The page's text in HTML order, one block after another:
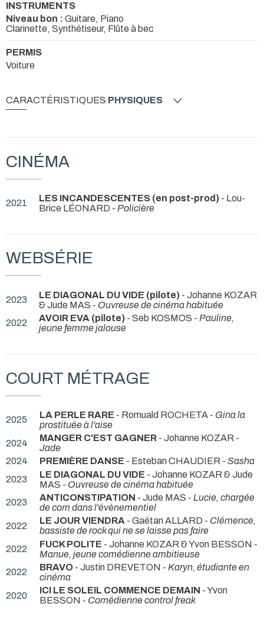
INSTRUMENTS
Niveau bon : Guitare, Piano
Clarinette, Synthétiseur, Flûte à bec
PERMIS
Voiture
CARACTÉRISTIQUES PHYSIQUES
CINÉMA
2021 LES INCANDESCENTES (en post-prod) - Lou-
Brice LÉONARD - Policière
WEBSÉRIE
2023 LE DIAGONAL DU VIDE (pilote) - Johanne KOZAR
& Jude MAS - Ouvreuse de cinéma habituée
2022
AVOIR EVA (pilote) - Seb KOSMOS - Pauline,
jeune femme jalouse
COURT MÉTRAGE
2025 LA PERLE RARE - Romuald ROCHETA - Gina la
prostituée à l'aise
2024
MANGER C'EST GAGNER - Johanne KOZAR -
Jade
2024
PREMIÈRE DANSE - Esteban CHAUDIER - Sasha
2023
LE DIAGONAL DU VIDE - Johanne KOZAR & Jude
MAS - Ouvreuse de cinéma habituée
2023
ANTICONSTIPATION - Jude MAS - Lucie, chargée
de com dans l'évènementiel
2022
LE JOUR VIENDRA - Gaëtan ALLARD - Clémence,
bassiste de rock qui ne se laisse pas faire
2022
FUCK POLITE - Johanne KOZAR & Yvon BESSON -
Manue, jeune comédienne ambitieuse
2022
BRAVO - Justin DREVETON - Karyn, étudiante en
cinéma
2020
ICI LE SOLEIL COMMENCE DEMAIN - Yvon
BESSON - Comédienne control freak